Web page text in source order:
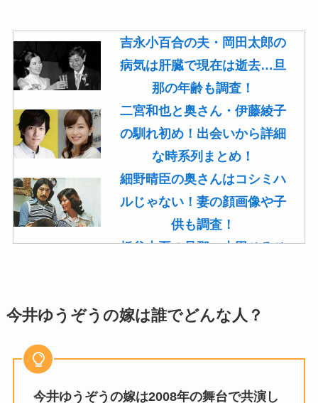
吉永小百合の夫・岡田太郎の
病気は肝臓で現在は逝去…旦
那の年齢も調査！
二宮和也と奥さん・伊藤綾子
の馴れ初め！出会いから詳細
な時系列まとめ！
細野晴臣の奥さんはコシミハ
ルじゃない！妻の顔画像や子
供も調査！
板谷由夏の旦那・古田ひろひ
菊池桃子の旦那・新原浩朗(官
馴れ初めも調査！
今井ゆうぞうの嫁は誰でどんな人？
今井ゆうぞうの嫁は2008年の舞台で共演し